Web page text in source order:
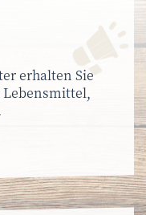
erhalten Sie